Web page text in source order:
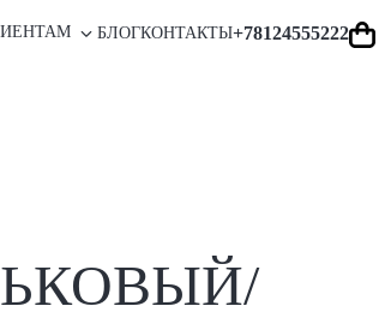
БЛОГКОНТАКТЫ+78124555222